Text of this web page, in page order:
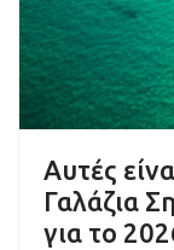
Αυτές
Γαλάζια
για το